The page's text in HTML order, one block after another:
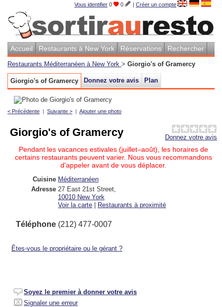
Vous identifier 0 0 | Créer un compte
Accueil Restaurants à New York Réservations Rechercher
Restaurants Méditerranéen à New York > Giorgio's of Gramercy
Giorgio's of Gramercy Donnez votre avis Plan
< Précédente | Suivante > | Ajouter une photo
Donnez votre avis
Giorgio's of Gramercy
Pendant les vacances estivales (juillet–août), les horaires de
certains restaurants peuvent varier. Nous vous recommandons
d'appeler avant de vous déplacer.
Cuisine Méditerranéen
Adresse 27 East 21st Street
10010 New York
Voir la carte
Restaurants à proximité
Téléphone (212) 477-0007
Êtes-vous le propriétaire ou le gérant ?
Soyez le premier à donner votre avis
Signaler une erreur